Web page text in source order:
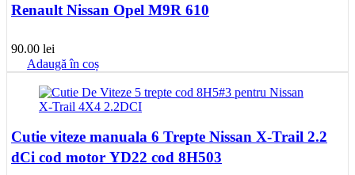
Renault Nissan Opel M9R 610
90.00 lei
Adaugă în coș
Cutie viteze manuala 6 Trepte Nissan X-Trail 2.2
dCi cod motor YD22 cod 8H503